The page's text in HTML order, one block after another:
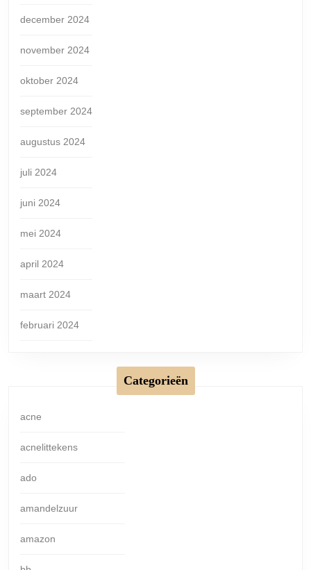
december 2024
november 2024
oktober 2024
september 2024
augustus 2024
juli 2024
juni 2024
mei 2024
april 2024
maart 2024
februari 2024
Categorieën
acne
acnelittekens
ado
amandelzuur
amazon